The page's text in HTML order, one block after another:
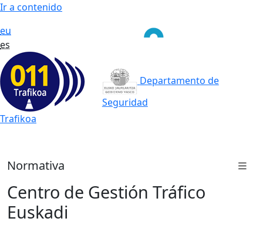
Ir a contenido
eu
es
Trafikoa
Departamento de
Seguridad
Normativa
Centro de Gestión Tráfico
Euskadi